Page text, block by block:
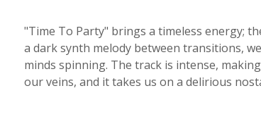
"Time To Party" brings a timeless energy;
a dark synth melody between transitions,
minds spinning. The track is intense,
our veins, and it takes us on a delirious